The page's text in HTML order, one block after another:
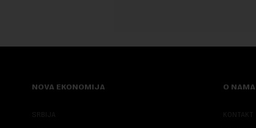
NOVA EKONOMIJA
SRBIJA
O NAMA
KONTAKT